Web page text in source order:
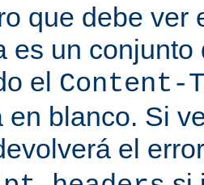
que debe ver
es un
el Content-
en blanco. Si
el